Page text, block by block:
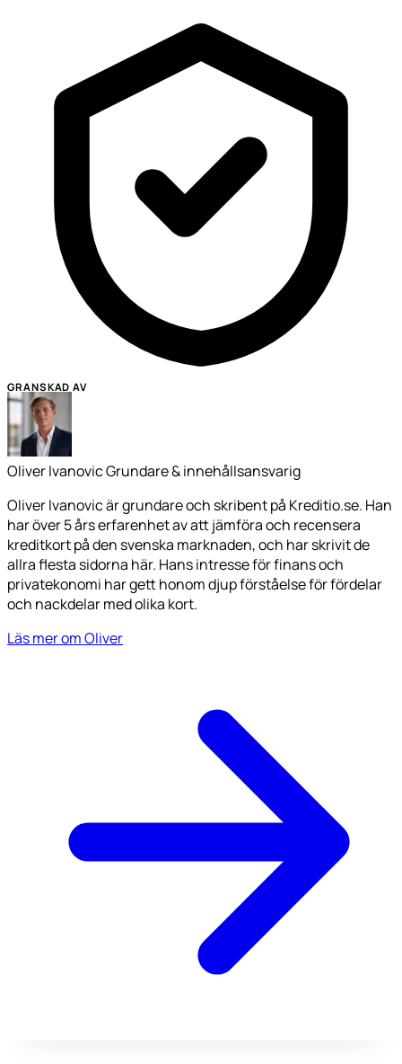
GRANSKAD AV
Oliver IvanovicGrundare & innehållsansvarig
Oliver Ivanovic är grundare och skribent på Kreditio.se. Han
har över 5 års erfarenhet av att jämföra och recensera
kreditkort på den svenska marknaden, och har skrivit de
allra flesta sidorna här. Hans intresse för finans och
privatekonomi har gett honom djup förståelse för fördelar
och nackdelar med olika kort.
Läs mer om Oliver